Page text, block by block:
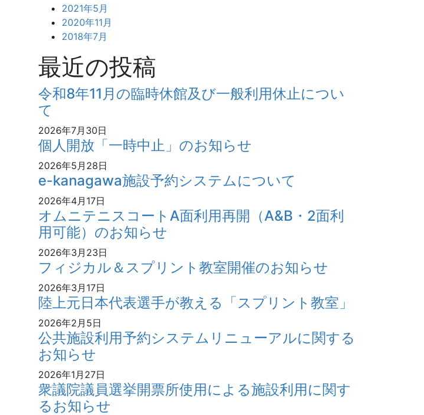
2021年5月
2020年11月
2018年7月
最近の投稿
令和8年11月の臨時休館及び一般利用休止につい
て
2026年7月30日
個人開放「一時中止」のお知らせ
2026年5月28日
e-kanagawa施設予約システムについて
2026年4月17日
オムニテニスコートA面利用再開（A&B・2面利
用可能）のお知らせ
2026年3月23日
フィジカル＆スプリント教室開催のお知らせ
2026年3月17日
陸上元日本代表選手が教える「スプリント教室」
2026年2月5日
公共施設利用予約システムリニューアルに関する
お知らせ
2026年1月27日
衆議院議員選挙開票所使用による施設利用に関す
るお知らせ